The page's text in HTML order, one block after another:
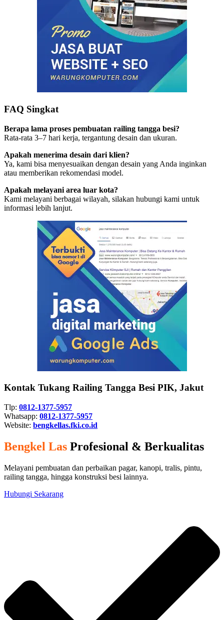
FAQ Singkat
Berapa lama proses pembuatan railing tangga besi?
Rata-rata 3–7 hari kerja, tergantung desain dan ukuran.
Apakah menerima desain dari klien?
Ya, kami bisa menyesuaikan dengan desain yang Anda inginkan
atau memberikan rekomendasi model.
Apakah melayani area luar kota?
Kami melayani berbagai wilayah, silakan hubungi kami untuk
informasi lebih lanjut.
Kontak Tukang Railing Tangga Besi PIK, Jakut
Tlp: 0812-1377-5957
Whatsapp: 0812-1377-5957
Website: bengkellas.fki.co.id
Bengkel Las Profesional & Berkualitas
Melayani pembuatan dan perbaikan pagar, kanopi, tralis, pintu,
railing tangga, hingga konstruksi besi lainnya.
Hubungi Sekarang